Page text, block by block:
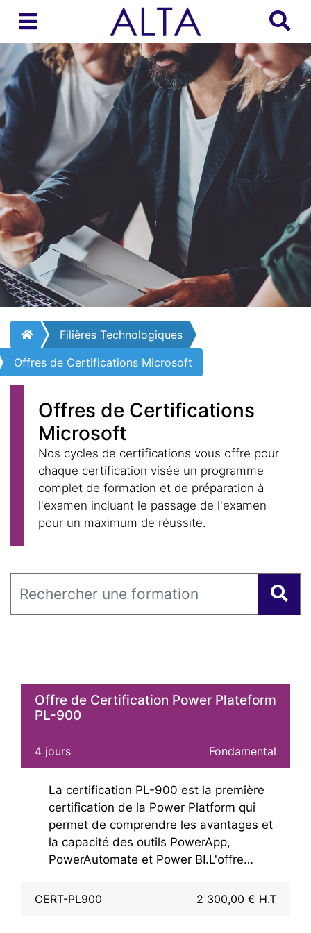
Filières Technologiques
Offres de Certifications Microsoft
Offres de Certifications
Microsoft
Nos cycles de certifications vous offre pour
chaque certification visée un programme
complet de formation et de préparation à
l'examen incluant le passage de l'examen
pour un maximum de réussite.
Offre de Certification Power Plateform
PL-900
4 jours Fondamental
La certification PL-900 est la première
certification de la Power Platform qui
permet de comprendre les avantages et
la capacité des outils PowerApp,
PowerAutomate et Power BI.L'offre
est une formation mais aussi une
CERT-PL900 2 300,00 € H.T